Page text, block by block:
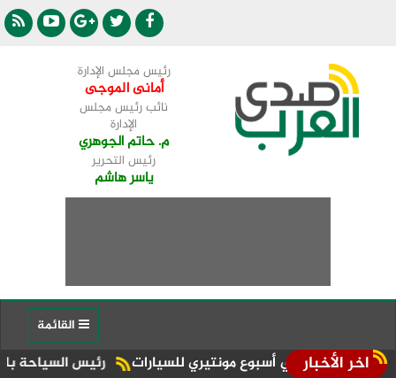
رئيس مجلس الإدارة
أمانى الموجى
نائب رئيس مجلس
الإدارة
م. حاتم الجوهري
رئيس التحرير
ياسر هاشم
اخر الأخبار رئيس السياحة بالشعب